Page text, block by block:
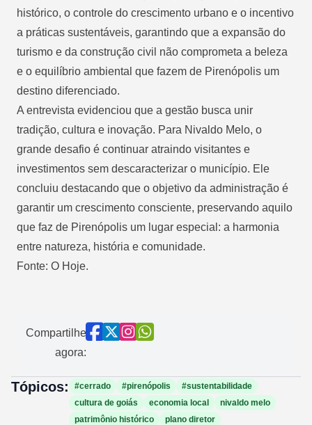
histórico, o controle do crescimento urbano e o incentivo
a práticas sustentáveis, garantindo que a expansão do
turismo e da construção civil não comprometa a beleza
e o equilíbrio ambiental que fazem de Pirenópolis um
destino diferenciado.
A entrevista evidenciou que a gestão busca unir
tradição, cultura e inovação. Para Nivaldo Melo, o
grande desafio é continuar atraindo visitantes e
investimentos sem descaracterizar o município. Ele
concluiu destacando que o objetivo da administração é
garantir um crescimento consciente, preservando aquilo
que faz de Pirenópolis um lugar especial: a harmonia
entre natureza, história e comunidade.
Fonte: O Hoje.
Compartilhe
agora:
Tópicos: #cerrado #pirenópolis
#sustentabilidade
cultura de goiás
economia local
nivaldo melo
patrimônio histórico
plano diretor